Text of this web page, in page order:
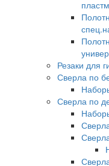
Резаки для
Сверла по
Сверла по